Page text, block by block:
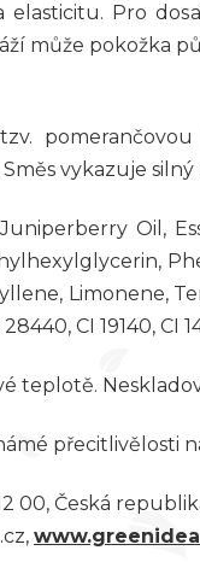
Pro
může pokožka
vykazuje silný
Oil,
Limonene,
CI 19140, CI
teplotě.
přecitlivělosti
00, Česká